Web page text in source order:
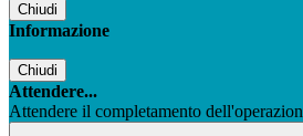
Chiudi
Informazione
Chiudi
Attendere...
Attendere il completamento